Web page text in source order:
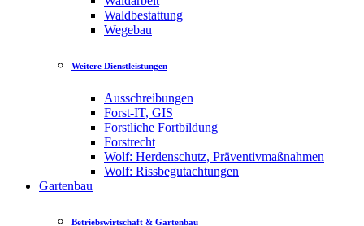
Waldbestattung
Wegebau
Weitere Dienstleistungen
Ausschreibungen
Forst-IT, GIS
Forstliche Fortbildung
Forstrecht
Wolf: Herdenschutz, Präventivmaßnahmen
Wolf: Rissbegutachtungen
Gartenbau
Betriebswirtschaft & Gartenbau